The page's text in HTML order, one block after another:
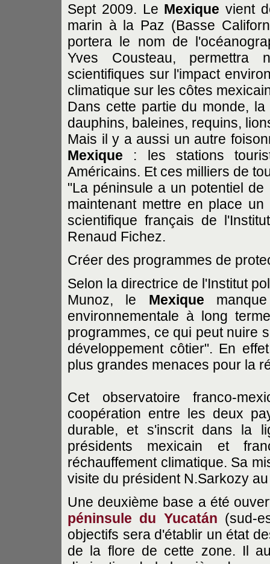
Sept 2009. Le Mexique vient
marin à la Paz (Basse
portera le nom de
Yves Cousteau, permettra
scientifiques sur l'impact
climatique sur les côtes
Dans cette partie du monde,
dauphins, baleines, requins,
Mais il y a aussi un autre
Mexique : les stations
Américains. Et ces milliers de
"La péninsule a un potentiel
maintenant mettre en place
scientifique français de
Renaud Fichez.
Créer des programmes de
Selon la directrice de l'Institut
Munoz, le Mexique
environnementale à long
programmes, ce qui peut nuire
développement côtier". En
plus grandes menaces pour la
Cet observatoire franco-
coopération entre les deux
durable, et s'inscrit dans la
présidents mexicain et
réchauffement climatique. Sa
visite du président N.Sarkozy
Une deuxième base a été
péninsule du Yucatán (sud-
objectifs sera d'établir un état
de la flore de cette zone. Il